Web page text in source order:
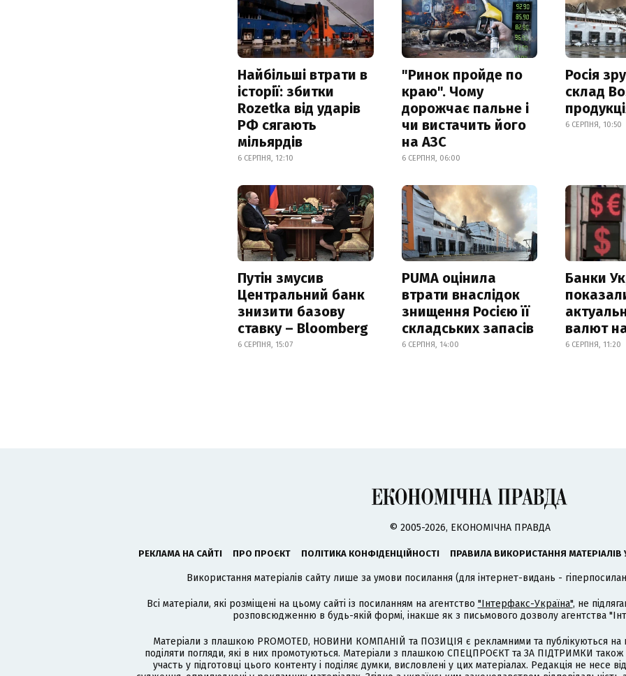
Найбільші втрати в
історії: збитки
Rozetka від ударів
РФ сягають
мільярдів
6 СЕРПНЯ, 12:10
"Ринок пройде по
краю". Чому
дорожчає пальне і
чи вистачить його
на АЗС
6 СЕРПНЯ, 06:00
Росія
склад
6 СЕРПНЯ, 10:50
Путін змусив
Центральний банк
знизити базову
ставку – Bloomberg
6 СЕРПНЯ, 15:07
PUMA оцінила
втрати внаслідок
знищення Росією її
складських запасів
6 СЕРПНЯ, 14:00
Банки
валют
6 СЕРПНЯ, 11:20
© 2005-2026, ЕКОНОМІЧНА ПРАВДА
РЕКЛАМА НА САЙТІ ПРО ПРОЄКТ ПОЛІТИКА КОНФІДЕНЦІЙНОСТІ ПРАВИЛА ВИКОРИСТАННЯ МАТЕРІАЛІВ
Використання матеріалів сайту лише за умови посилання (для інтернет-видань -
Всі матеріали, які розміщені на цьому сайті із посиланням на агентство "Інтерфакс-Україна", не
розповсюдженню в будь-якій формі, інакше як з письмового дозволу агентства
Матеріали з плашкою PROMOTED, НОВИНИ КОМПАНІЙ та ПОЗИЦІЯ є рекламними та публікуються на
поділяти погляди, які в них промотуються. Матеріали з плашкою СПЕЦПРОЄКТ та ЗА ПІДТРИМКИ
участь у підготовці цього контенту і поділяє думки, висловлені у цих матеріалах. Редакція не несе